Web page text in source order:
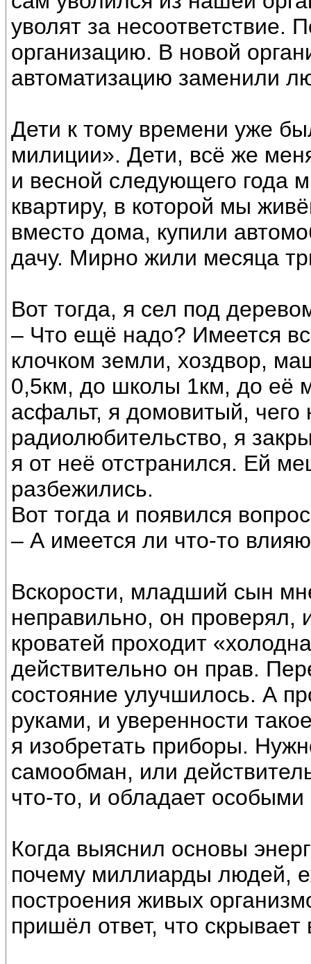
уволят за несоответствие.
организацию. В новой
автоматизацию заменили
Дети к тому времени уже
милиции». Дети, всё же
и весной следующего
квартиру, в которой мы
вместо дома, купили
дачу. Мирно жили месяца
Вот тогда, я сел под
– Что ещё надо? Имеется
клочком земли, хоздвор,
0,5км, до школы 1км, до её
асфальт, я домовитый,
радиолюбительство, я
я от неё отстранился. Ей
разбежились.
Вот тогда и появился
– А имеется ли что-то
Вскорости, младший сын
неправильно, он проверял,
кроватей проходит
действительно он прав.
состояние улучшилось. А
руками, и уверенности
я изобретать приборы.
самообман, или
что-то, и обладает особыми
Когда выяснил основы
почему миллиарды людей,
построения живых
пришёл ответ, что